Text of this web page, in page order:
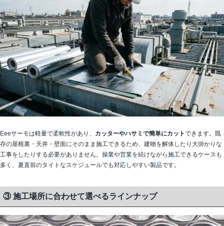
Eeeサーモは軽量で柔軟性があり、 カッターやハサミで簡単にカットできます。既
存の屋根裏・天井・壁面にそのまま施工できるため、建物を解体したり大掛かりな
工事をしたりする必要がありません。操業や営業を続けながら施工できるケースも
多く、夏直前のタイトなスケジュールでも対応しやすい製品です。
③ 施工場所に合わせて選べるラインナップ